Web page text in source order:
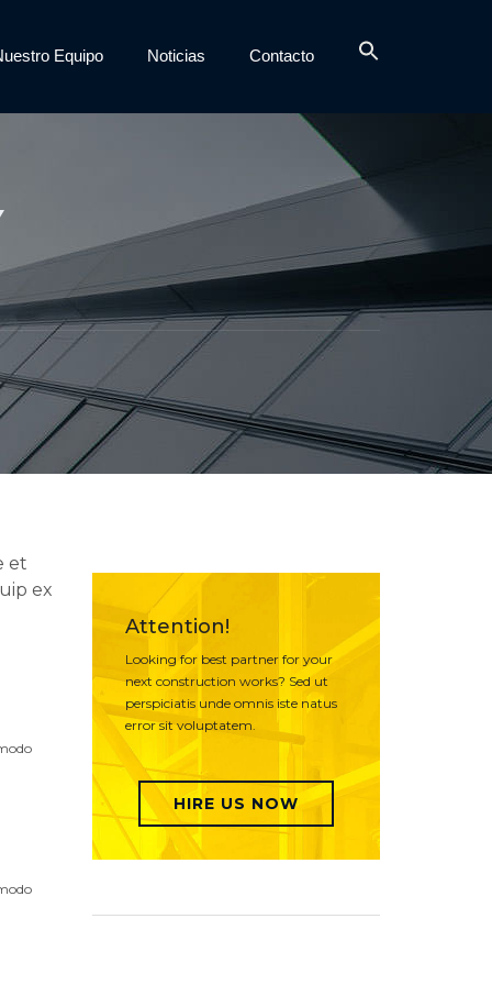
Equipo Noticias Contacto
et
ex
Attention!
Looking for best partner for your
next construction works? Sed ut
perspiciatis unde omnis iste natus
error sit voluptatem.
HIRE US NOW